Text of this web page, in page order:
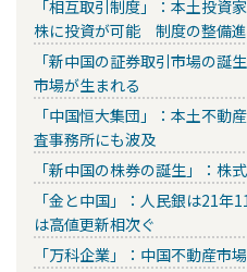
「相互取引制度」：本土投資
株に投資が可能 制度の整備
「新中国の証券取引市場の誕
市場が生まれる
「中国恒大集団」：本土不動
査事務所にも波及
「新中国の株券の誕生」：株
「金と中国」：人民銀は21
は高値更新相次ぐ
「万科企業」：中国不動産市